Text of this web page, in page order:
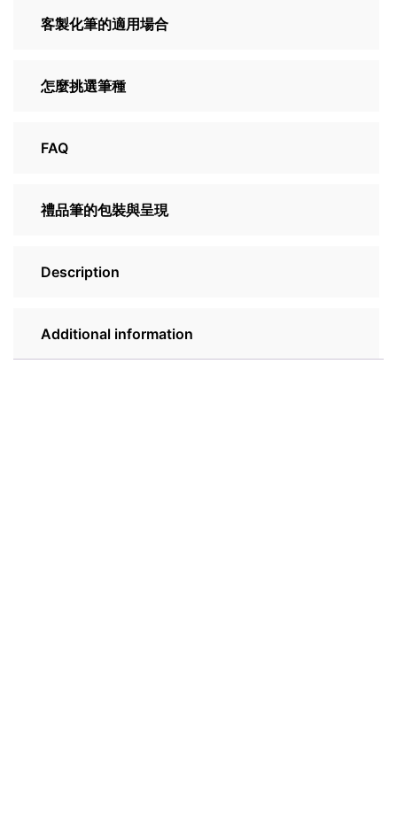
客製化筆的適用場合
怎麼挑選筆種
FAQ
禮品筆的包裝與呈現
Description
Additional information